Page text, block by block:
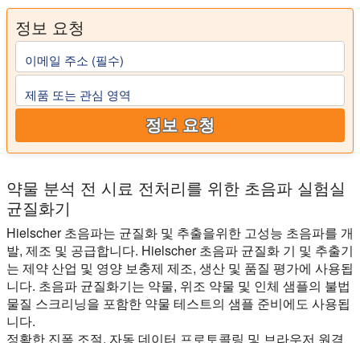
정보 요청
이메일 주소 (필수)
제품 또는 관심 영역
정보 요청
약물 분석 전 시료 전처리를 위한 초음파 실험실
균질화기
Hielscher 초음파는 균질화 및 추출을위한 고성능 초음파를 개
발, 제조 및 공급합니다. Hielscher 초음파 균질화 기 및 추출기
는 제약 산업 및 영양 보충제 제조, 생산 및 품질 평가에 사용됩
니다. 초음파 균질화기는 약물, 위조 약물 및 인체 샘플의 불법
물질 스크리닝을 포함한 약물 테스트의 샘플 준비에도 사용됩
니다.
정확한 진폭 조절, 자동 데이터 프로토콜링 및 브라우저 원격